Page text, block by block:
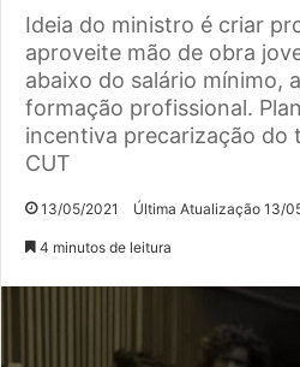
Ideia do ministro é criar
aproveite mão de obra
abaixo do salário mínimo,
formação profissional.
incentiva precarização do
CUT
13/05/2021 Última Atualização 13/
4 minutos de leitura